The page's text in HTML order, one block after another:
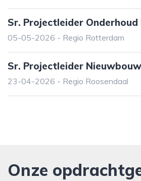
Sr. Projectleider Onderhoud
05-05-2026 - Regio Rotterdam
Sr. Projectleider Nieuwbouw
23-04-2026 - Regio Roosendaal
Onze